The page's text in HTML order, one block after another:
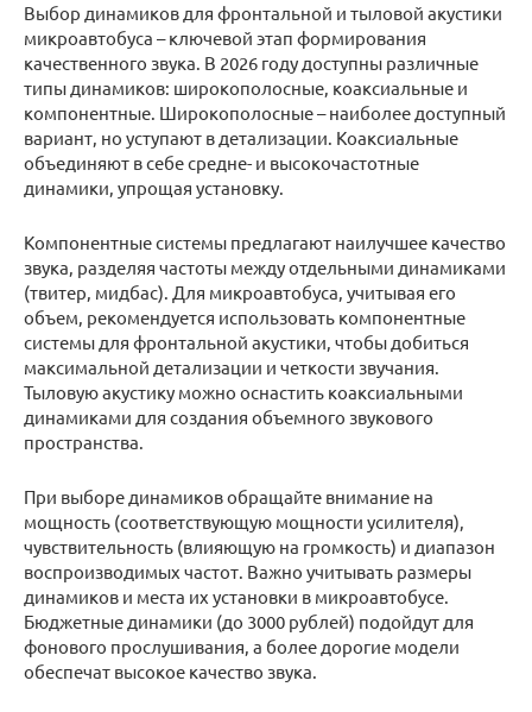
Выбор динамиков для фронтальной и тыловой акустики
микроавтобуса – ключевой этап формирования
качественного звука. В 2026 году доступны различные
типы динамиков: широкополосные, коаксиальные и
компонентные. Широкополосные – наиболее доступный
вариант, но уступают в детализации. Коаксиальные
объединяют в себе средне- и высокочастотные
динамики, упрощая установку.
Компонентные системы предлагают наилучшее качество
звука, разделяя частоты между отдельными динамиками
(твитер, мидбас). Для микроавтобуса, учитывая его
объем, рекомендуется использовать компонентные
системы для фронтальной акустики, чтобы добиться
максимальной детализации и четкости звучания.
Тыловую акустику можно оснастить коаксиальными
динамиками для создания объемного звукового
пространства.
При выборе динамиков обращайте внимание на
мощность (соответствующую мощности усилителя),
чувствительность (влияющую на громкость) и диапазон
воспроизводимых частот. Важно учитывать размеры
динамиков и места их установки в микроавтобусе.
Бюджетные динамики (до 3000 рублей) подойдут для
фонового прослушивания, а более дорогие модели
обеспечат высокое качество звука.